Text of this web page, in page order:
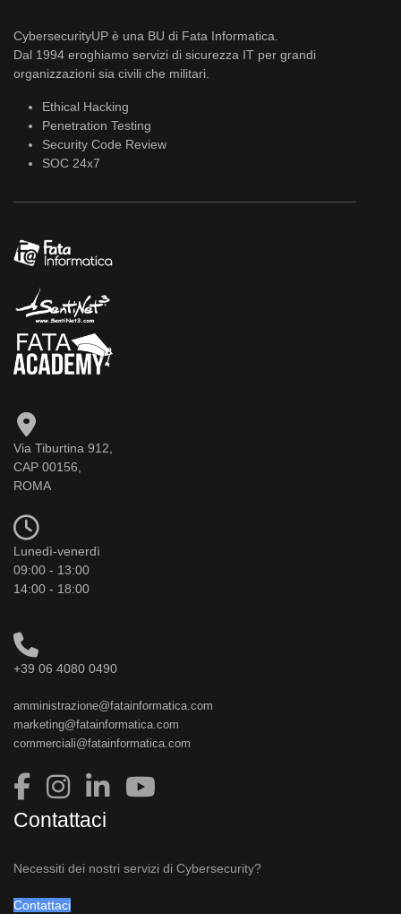
CybersecurityUP è una BU di Fata Informatica.
Dal 1994 eroghiamo servizi di sicurezza IT per grandi
organizzazioni sia civili che militari.
Ethical Hacking
Penetration Testing
Security Code Review
SOC 24x7
Via Tiburtina 912,
CAP 00156,
ROMA
Lunedì-venerdì
09:00 - 13:00
14:00 - 18:00
+39 06 4080 0490
amministrazione@fatainformatica.com
marketing@fatainformatica.com
commerciali@fatainformatica.com
Contattaci
Necessiti dei nostri servizi di Cybersecurity?
Contattaci